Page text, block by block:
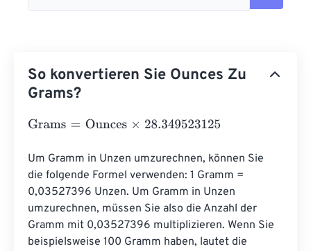
So konvertieren Sie Ounces Zu
Grams?
Grams= Ounces×28.349523125
Um Gramm in Unzen umzurechnen, können Sie
die folgende Formel verwenden: 1 Gramm =
0,03527396 Unzen. Um Gramm in Unzen
umzurechnen, müssen Sie also die Anzahl der
Gramm mit 0,03527396 multiplizieren. Wenn Sie
beispielsweise 100 Gramm haben, lautet die